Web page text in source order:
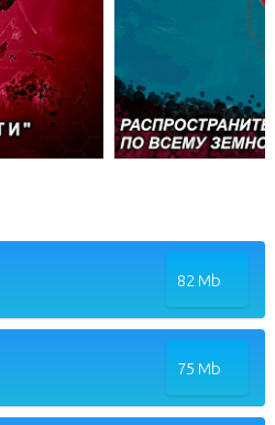
82 Mb
75 Mb